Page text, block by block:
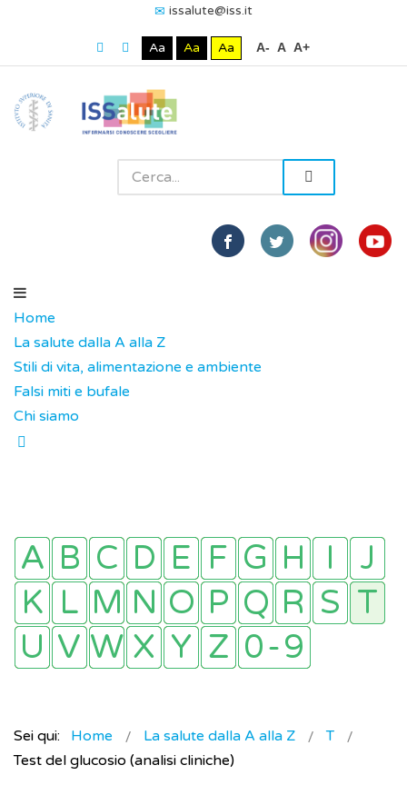
issalute@iss.it
Aa Aa Aa A- A A+
Home
La salute dalla A alla Z
Stili di vita, alimentazione e ambiente
Falsi miti e bufale
Chi siamo
Sei qui: Home La salute dalla A alla Z
T
Test del glucosio (analisi cliniche)